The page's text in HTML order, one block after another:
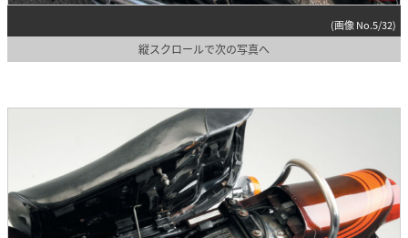
(画像 No.5/32)
縦スクロールで次の写真へ